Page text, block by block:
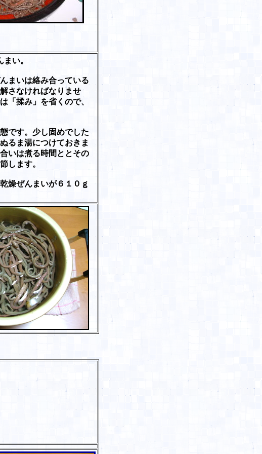
い。
まいは絡み合っている
さなければなりませ
「揉み」を省くので、
です。少し固めでした
るま湯につけておきま
いは煮る時間ととその
します。
燥ぜんまいが６１０ｇ